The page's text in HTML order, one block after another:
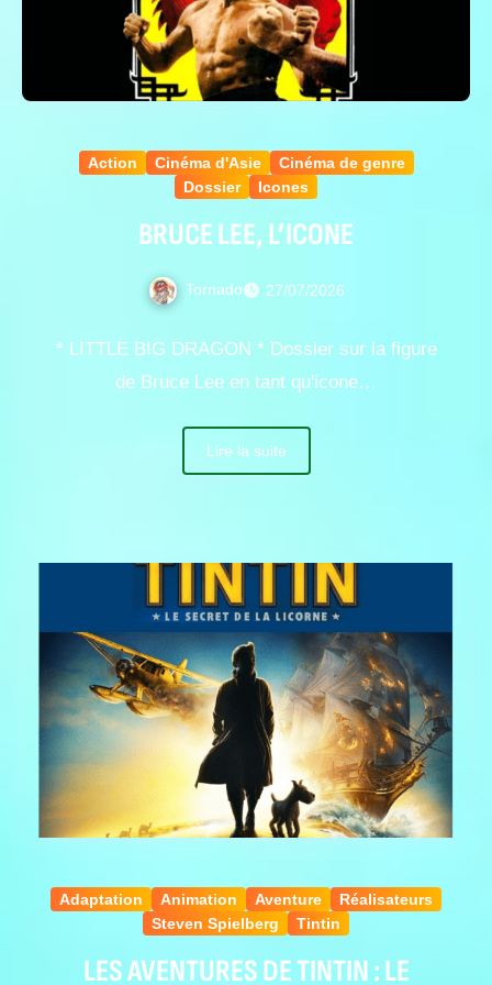
Action Cinéma d'Asie
Cinéma de genre
Dossier
Icones
BRUCE LEE, L’ICONE
Tornado 27/07/2026
* LITTLE BIG DRAGON * Dossier sur la figure
de Bruce Lee en tant qu'icone…
Lire la suite
Adaptation Animation Aventure
Réalisateurs
Steven Spielberg
Tintin
LES AVENTURES DE TINTIN : LE